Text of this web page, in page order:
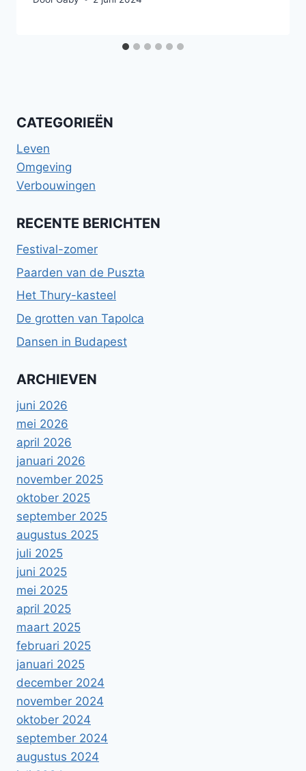
CATEGORIEËN
Leven
Omgeving
Verbouwingen
RECENTE BERICHTEN
Festival-zomer
Paarden van de Puszta
Het Thury-kasteel
De grotten van Tapolca
Dansen in Budapest
ARCHIEVEN
juni 2026
mei 2026
april 2026
januari 2026
november 2025
oktober 2025
september 2025
augustus 2025
juli 2025
juni 2025
mei 2025
april 2025
maart 2025
februari 2025
januari 2025
december 2024
november 2024
oktober 2024
september 2024
augustus 2024